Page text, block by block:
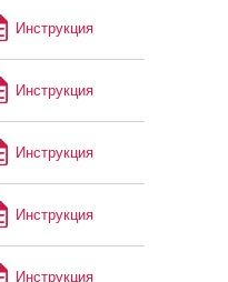
Инструкция
Инструкция
Инструкция
Инструкция
Инструкция